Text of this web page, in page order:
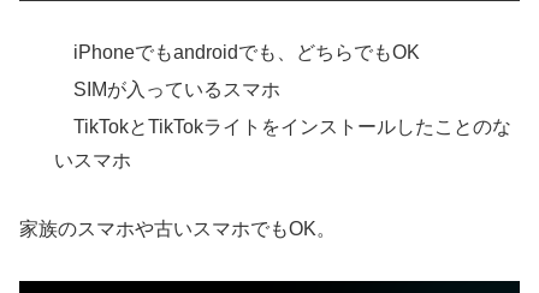
iPhoneでもandroidでも、どちらでもOK
SIMが入っているスマホ
TikTokとTikTokライトをインストールしたことのな
いスマホ
家族のスマホや古いスマホでもOK。